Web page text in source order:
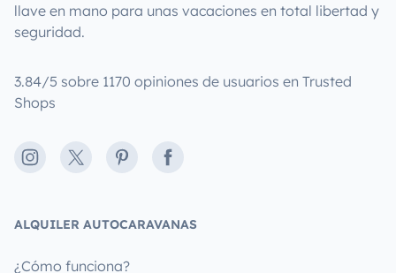
llave en mano para unas vacaciones en total libertad y
seguridad.
3.84/5 sobre 1170 opiniones de usuarios en Trusted
Shops
Instagram
X PinterestFacebook
ALQUILER AUTOCARAVANAS
¿Cómo funciona?